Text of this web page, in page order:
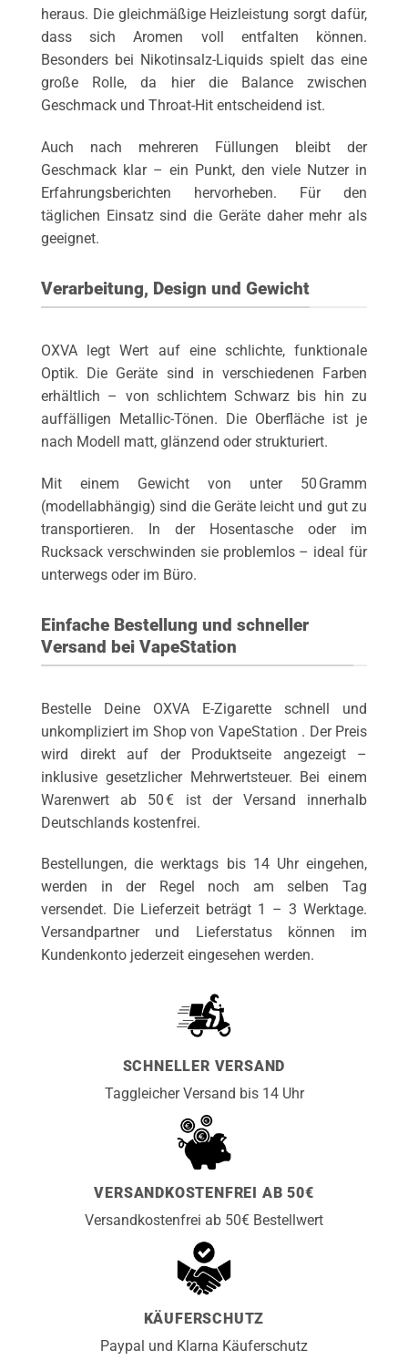
heraus. Die gleichmäßige Heizleistung sorgt dafür,
dass sich Aromen voll entfalten können.
Besonders bei Nikotinsalz-Liquids spielt das eine
große Rolle, da hier die Balance zwischen
Geschmack und Throat-Hit entscheidend ist.
Auch nach mehreren Füllungen bleibt der
Geschmack klar – ein Punkt, den viele Nutzer in
Erfahrungsberichten hervorheben. Für den
täglichen Einsatz sind die Geräte daher mehr als
geeignet.
Verarbeitung, Design und Gewicht
OXVA legt Wert auf eine schlichte, funktionale
Optik. Die Geräte sind in verschiedenen Farben
erhältlich – von schlichtem Schwarz bis hin zu
auffälligen Metallic-Tönen. Die Oberfläche ist je
nach Modell matt, glänzend oder strukturiert.
Mit einem Gewicht von unter 50 Gramm
(modellabhängig) sind die Geräte leicht und gut zu
transportieren. In der Hosentasche oder im
Rucksack verschwinden sie problemlos – ideal für
unterwegs oder im Büro.
Einfache Bestellung und schneller
Versand bei VapeStation
Bestelle Deine OXVA E-Zigarette schnell und
unkompliziert im Shop von VapeStation . Der Preis
wird direkt auf der Produktseite angezeigt –
inklusive gesetzlicher Mehrwertsteuer. Bei einem
Warenwert ab 50 € ist der Versand innerhalb
Deutschlands kostenfrei.
Bestellungen, die werktags bis 14 Uhr eingehen,
werden in der Regel noch am selben Tag
versendet. Die Lieferzeit beträgt 1 – 3 Werktage.
Versandpartner und Lieferstatus können im
Kundenkonto jederzeit eingesehen werden.
SCHNELLER VERSAND
Taggleicher Versand bis 14 Uhr
VERSANDKOSTENFREI AB 50€
Versandkostenfrei ab 50€ Bestellwert
KÄUFERSCHUTZ
Paypal und Klarna Käuferschutz